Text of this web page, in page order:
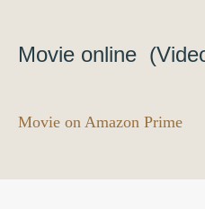
Movie online
Movie on Amazon Prime